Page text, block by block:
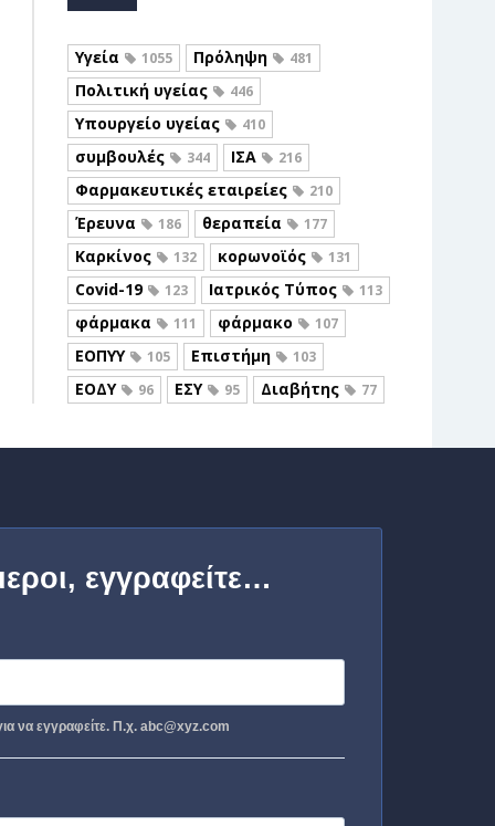
Υγεία 1055 Πρόληψη 481
Πολιτική υγείας 446
Υπουργείο υγείας 410
συμβουλές 344 ΙΣΑ 216
Φαρμακευτικές εταιρείες 210
Έρευνα 186 θεραπεία 177
Καρκίνος 132 κορωνοϊός 131
Covid-19 123 Ιατρικός Τύπος 113
φάρμακα 111 φάρμακο 107
ΕΟΠΥΥ 105 Επιστήμη 103
ΕΟΔΥ 96 ΕΣΥ 95 Διαβήτης 77
εγγραφείτε…
να εγγραφείτε. Π.χ. abc@xyz.com